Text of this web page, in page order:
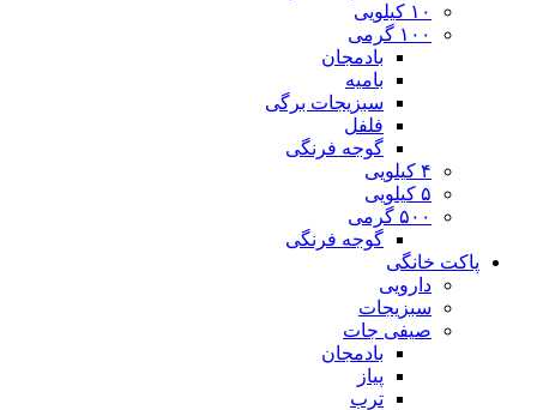
۱۰ کیلویی
۱۰۰ گرمی
بادمجان
بامیه
سبزیجات برگی
فلفل
گوجه فرنگی
۴ کیلویی
۵ کیلویی
۵۰۰ گرمی
گوجه فرنگی
پاکت خانگی
دارویی
سبزیجات
صیفی جات
بادمجان
پیاز
ترب